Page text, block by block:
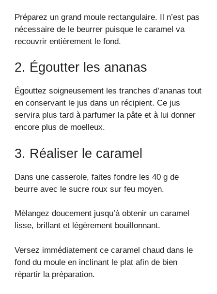
Préparez un grand moule rectangulaire. Il n’est pas
nécessaire de le beurrer puisque le caramel va
recouvrir entièrement le fond.
2. Égoutter les ananas
Égouttez soigneusement les tranches d’ananas tout
en conservant le jus dans un récipient. Ce jus
servira plus tard à parfumer la pâte et à lui donner
encore plus de moelleux.
3. Réaliser le caramel
Dans une casserole, faites fondre les 40 g de
beurre avec le sucre roux sur feu moyen.
Mélangez doucement jusqu’à obtenir un caramel
lisse, brillant et légèrement bouillonnant.
Versez immédiatement ce caramel chaud dans le
fond du moule en inclinant le plat afin de bien
répartir la préparation.